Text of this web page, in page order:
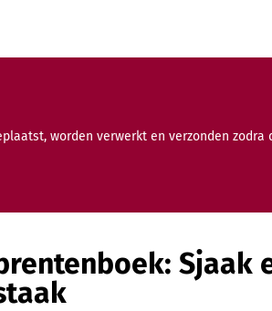
worden verwerkt en verzonden zodra
Sjaak